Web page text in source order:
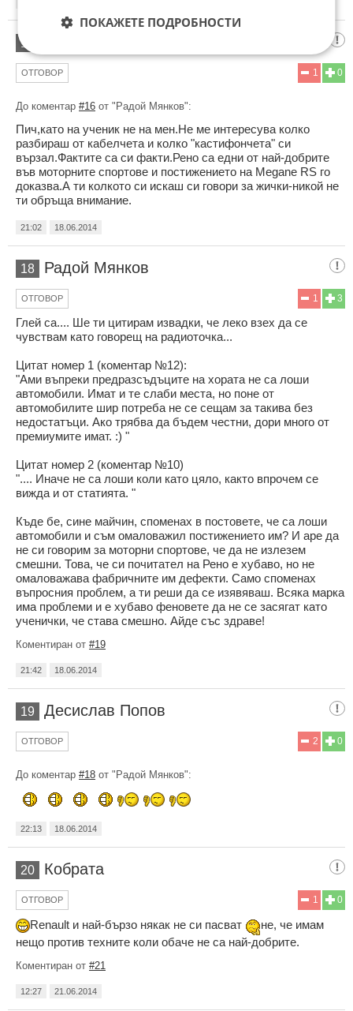
17
0
1
ОТГОВОР
До коментар #16 от "Радой Мянков":
Пич,като на ученик не на мен.Не ме интересува колко
разбираш от кабелчета и колко "кастифончета" си
вързал.Фактите са си факти.Рено са едни от най-добрите
във моторните спортове и постижението на Megane RS го
доказва.А ти колкото си искаш си говори за жички-никой не
ти обръща внимание.
21:02 18.06.2014
18 Радой Мянков
3
1
ОТГОВОР
Глей са.... Ше ти цитирам извадки, че леко взех да се
чувствам като говорещ на радиоточка...
Цитат номер 1 (коментар №12):
"Ами въпреки предразсъдъците на хората не са лоши
автомобили. Имат и те слаби места, но поне от
автомобилите шир потреба не се сещам за такива без
недостатъци. Ако трябва да бъдем честни, дори много от
премиумите имат. :) "
Цитат номер 2 (коментар №10)
".... Иначе не са лоши коли като цяло, както впрочем се
вижда и от статията. "
Къде бе, сине майчин, споменах в постовете, че са лоши
автомобили и съм омаловажил постижението им? И аре да
не си говорим за моторни спортове, че да не излезем
смешни. Това, че си почитател на Рено е хубаво, но не
омаловажава фабричните им дефекти. Само споменах
въпросния проблем, а ти реши да се изявяваш. Всяка марка
има проблеми и е хубаво феновете да не се засягат като
ученички, че става смешно. Айде със здраве!
Коментиран от #19
21:42 18.06.2014
19 Десислав Попов
0
2
ОТГОВОР
До коментар #18 от "Радой Мянков":
22:13 18.06.2014
20 Кобрата
0
1
ОТГОВОР
Renault и най-бързо някак не си пасват
не, че имам
нещо против техните коли обаче не са най-добрите.
Коментиран от #21
12:27 21.06.2014
ПОКАЖЕТЕ ПОДРОБНОСТИ